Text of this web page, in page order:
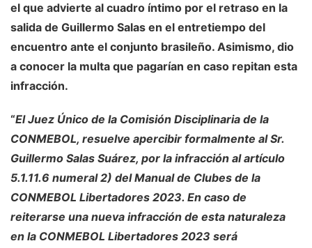
el que advierte al cuadro íntimo por el retraso en la
salida de Guillermo Salas en el entretiempo del
encuentro ante el conjunto brasileño. Asimismo, dio
a conocer la multa que pagarían en caso repitan esta
infracción.
“El Juez Único de la Comisión Disciplinaria de la
CONMEBOL, resuelve apercibir formalmente al Sr.
Guillermo Salas Suárez, por la infracción al artículo
5.1.11.6 numeral 2) del Manual de Clubes de la
CONMEBOL Libertadores 2023. En caso de
reiterarse una nueva infracción de esta naturaleza
en la CONMEBOL Libertadores 2023 será